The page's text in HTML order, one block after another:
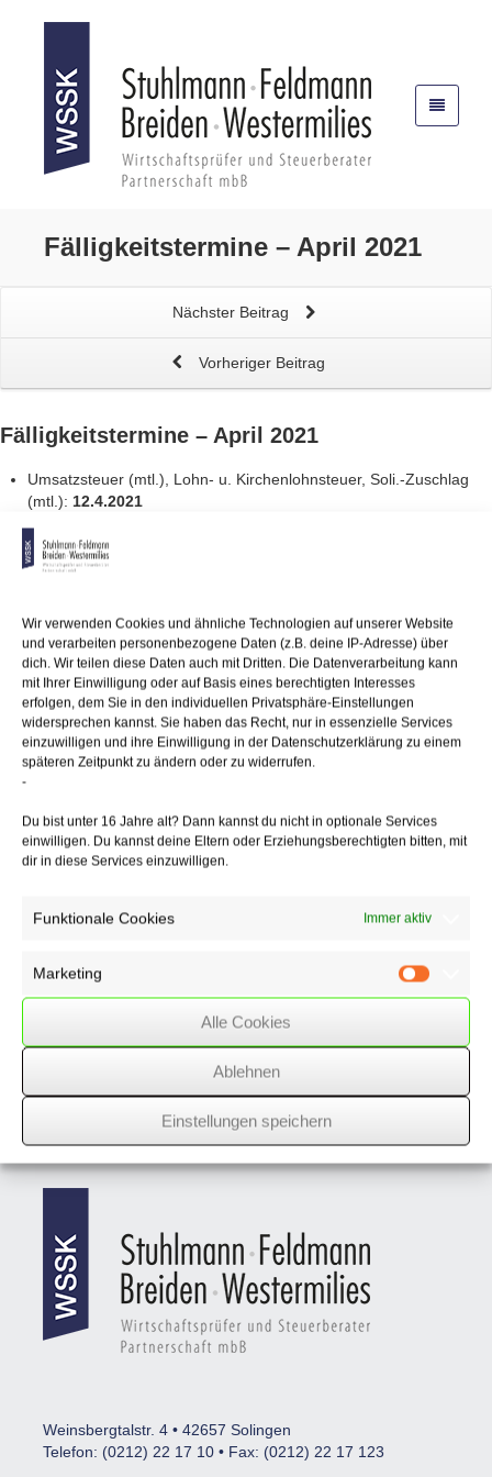
Wir verwenden Cookies und ähnliche Technologien auf unserer Website
und verarbeiten personenbezogene Daten (z.B. deine IP-Adresse) über
dich. Wir teilen diese Daten auch mit Dritten. Die Datenverarbeitung kann
mit Ihrer Einwilligung oder auf Basis eines berechtigten Interesses
erfolgen, dem Sie in den individuellen Privatsphäre-Einstellungen
widersprechen kannst. Sie haben das Recht, nur in essenzielle Services
einzuwilligen und ihre Einwilligung in der Datenschutzerklärung zu einem
späteren Zeitpunkt zu ändern oder zu widerrufen.
-
Du bist unter 16 Jahre alt? Dann kannst du nicht in optionale Services
einwilligen. Du kannst deine Eltern oder Erziehungsberechtigten bitten, mit
dir in diese Services einzuwilligen.
Funktionale Cookies Immer aktiv
Marketing
Alle Cookies
Ablehnen
Einstellungen speichern
Fälligkeitstermine – April 2021
Nächster Beitrag
Vorheriger Beitrag
Fälligkeitstermine – April 2021
Umsatzsteuer (mtl.), Lohn- u. Kirchenlohnsteuer, Soli.-Zuschlag
(mtl.): 12.4.2021
Überden Autor
wssk-admin
RelatedPosts
AngedrohteErkrankung als Kündigungsgrund
Elektromobilität – Mehr Ladesäulen für E-Fahrzeuge
Nächster Beitrag
Vorheriger Beitrag
Weinsbergtalstr. 4 • 42657 Solingen
Telefon: (0212) 22 17 10 • Fax: (0212) 22 17 123